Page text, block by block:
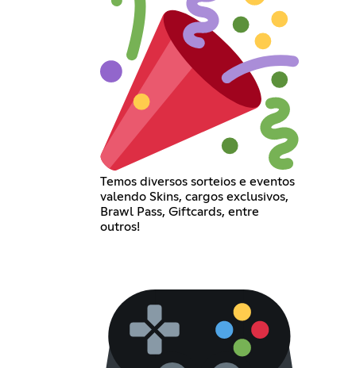
Temos diversos sorteios e eventos
valendo Skins, cargos exclusivos,
Brawl Pass, Giftcards, entre
outros!